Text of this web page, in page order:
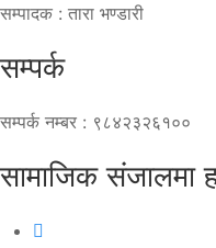
सम्पादक : तारा भण्डारी
सम्पर्क
सम्पर्क नम्बर : ९८४२३२६१००
सामाजिक संजालमा